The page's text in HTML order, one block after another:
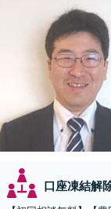
口座凍結解